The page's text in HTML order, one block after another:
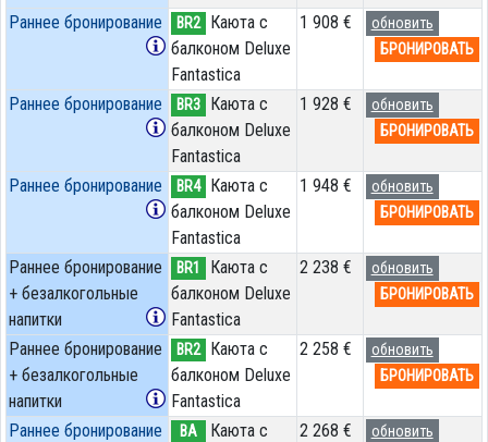
Раннее бронирование
BR2
Каюта с
балконом Deluxe
Fantastica
1 908 €
обновить
БРОНИРОВАТЬ
Раннее бронирование BR3
Каюта с
балконом Deluxe
Fantastica
1 928 €
обновить
БРОНИРОВАТЬ
Раннее бронирование BR4
Каюта с
балконом Deluxe
Fantastica
1 948 €
обновить
БРОНИРОВАТЬ
Раннее бронирование
+ безалкогольные
напитки
BR1
Каюта с
балконом Deluxe
Fantastica
2 238 €
обновить
БРОНИРОВАТЬ
Раннее бронирование
+ безалкогольные
напитки
BR2
Каюта с
балконом Deluxe
Fantastica
2 258 €
обновить
БРОНИРОВАТЬ
Раннее бронирование BA
Каюта с
2 268 €
обновить